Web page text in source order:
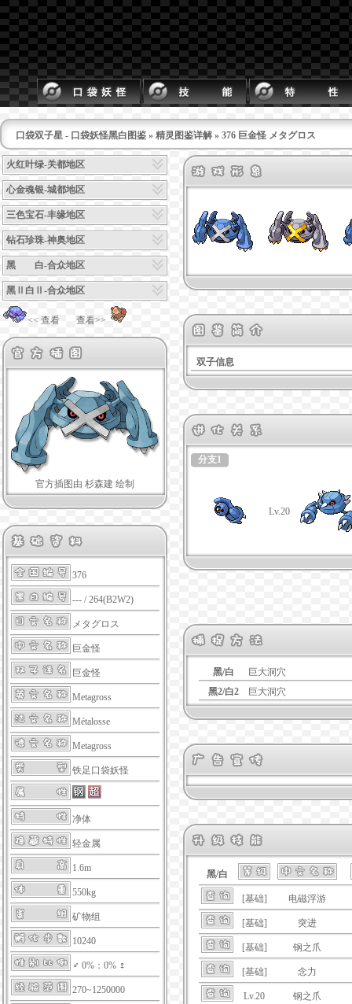
口袋双子星 - 口袋妖怪黑白图鉴 » 精灵图鉴详解 » 376 巨金怪 メタグロス
火红叶绿-关都地区
心金魂银-城都地区
三色宝石-丰缘地区
钻石珍珠-神奥地区
黑 白-合众地区
黑Ⅱ白Ⅱ-合众地区
<< 查看 查看>>
官方插图由 杉森建 绘制
376
--- / 264(B2W2)
メタグロス
巨金怪
巨金怪
Metagross
Métalosse
Metagross
铁足口袋妖怪
净体
轻金属
1.6m
550kg
矿物组
10240
♂ 0%：0% ♀
270~1250000
双子信息
分支1
Lv.20
黑/白
巨大洞穴
黑2/白2
巨大洞穴
黑/白
[基础] 电磁浮游
[基础] 突进
[基础] 钢之爪
[基础] 念力
Lv.20 钢之爪